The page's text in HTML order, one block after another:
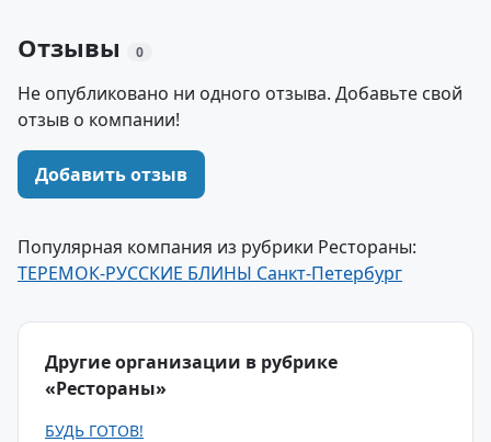
Отзывы 0
Не опубликовано ни одного отзыва. Добавьте свой
отзыв о компании!
Добавить отзыв
Популярная компания из рубрики Рестораны:
ТЕРЕМОК-РУССКИЕ БЛИНЫ Санкт-Петербург
Другие организации в рубрике
«Рестораны»
БУДЬ ГОТОВ!